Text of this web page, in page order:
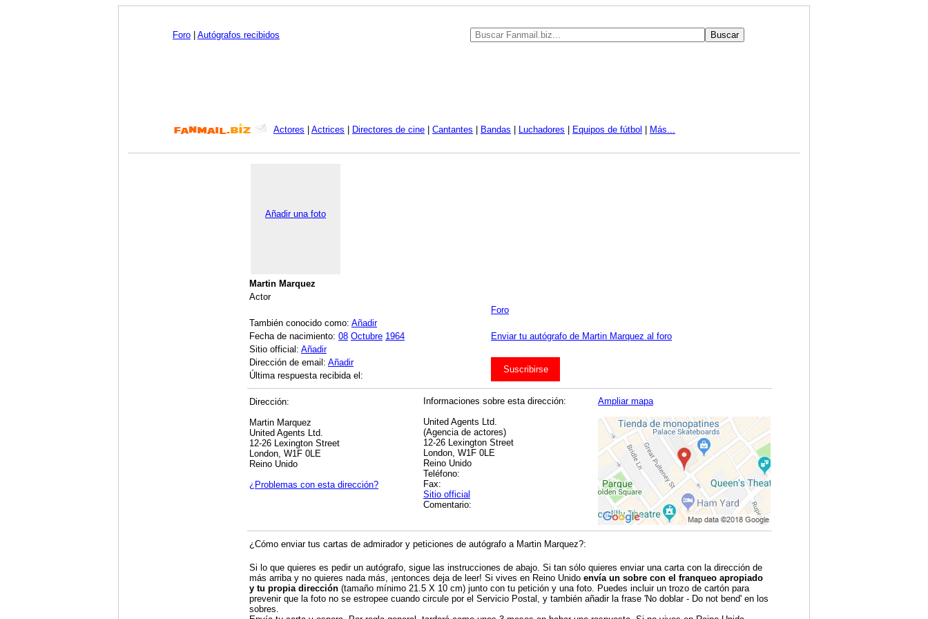
Foro Autógrafos recibidos
Actores Actrices Directores de cine Cantantes Bandas Luchadores Equipos de fútbol Más...
Añadir una foto
Martin Marquez
Actor
Foro
También conocido como: Añadir
Fecha de nacimiento: 08 Octubre 1964
Enviar tu autógrafo de Martin Marquez al foro
Sitio official: Añadir
Dirección de email: Añadir
Suscribirse
Última respuesta recibida el:
Dirección:
Martin Marquez
United Agents Ltd.
12-26 Lexington Street
London, W1F 0LE
Reino Unido
¿Problemas con esta dirección?
Informaciones sobre esta dirección:
United Agents Ltd.
(Agencia de actores)
12-26 Lexington Street
London, W1F 0LE
Reino Unido
Teléfono:
Fax:
Sitio official
Comentario:
Ampliar mapa
¿Cómo enviar tus cartas de admirador y peticiones de autógrafo a Martin Marquez?:
Si lo que quieres es pedir un autógrafo, sigue las instrucciones de abajo. Si tan sólo quieres enviar una carta con la dirección de
más arriba y no quieres nada más, ¡entonces deja de leer! Si vives en Reino Unido envía un sobre con el franqueo apropiado
y tu propia dirección (tamaño mínimo 21.5 X 10 cm) junto con tu petición y una foto. Puedes incluir un trozo de cartón para
prevenir que la foto no se estropee cuando circule por el Servicio Postal, y también añadir la frase 'No doblar - Do not bend' en los
sobres.